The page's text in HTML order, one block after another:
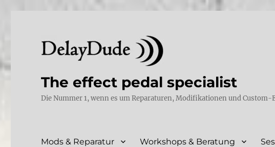
The effect pedal specialist
Die Nummer 1, wenn es um Reparaturen, Modifikationen und Custom-
Mods & Reparatur Workshops & Beratung